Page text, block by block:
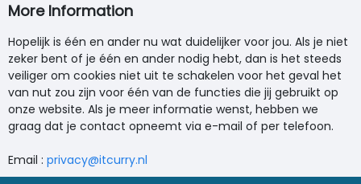
More Information
Hopelijk is één en ander nu wat duidelijker voor jou. Als je niet
zeker bent of je één en ander nodig hebt, dan is het steeds
veiliger om cookies niet uit te schakelen voor het geval het
van nut zou zijn voor één van de functies die jij gebruikt op
onze website. Als je meer informatie wenst, hebben we
graag dat je contact opneemt via e-mail of per telefoon.
Email : privacy@itcurry.nl